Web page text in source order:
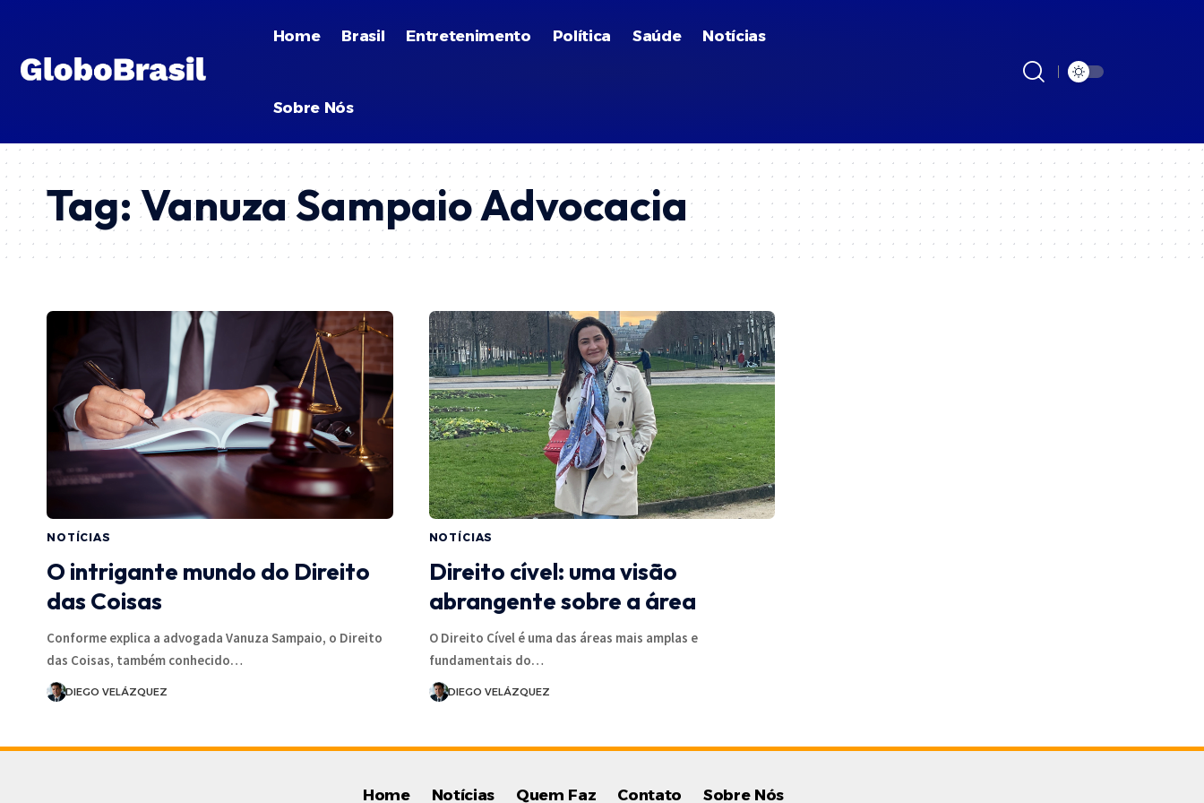
Home Brasil Entretenimento Política Saúde Notícias
Sobre Nós
Tag:Vanuza Sampaio Advocacia
NOTÍCIAS
O intrigante mundo do Direito
das Coisas
Conforme explica a advogada Vanuza Sampaio, o Direito
das Coisas, também conhecido…
DIEGO VELÁZQUEZ
NOTÍCIAS
Direito cível: uma visão
abrangente sobre a área
O Direito Cível é uma das áreas mais amplas e
fundamentais do…
DIEGO VELÁZQUEZ
Home Notícias Quem Faz Contato Sobre Nós